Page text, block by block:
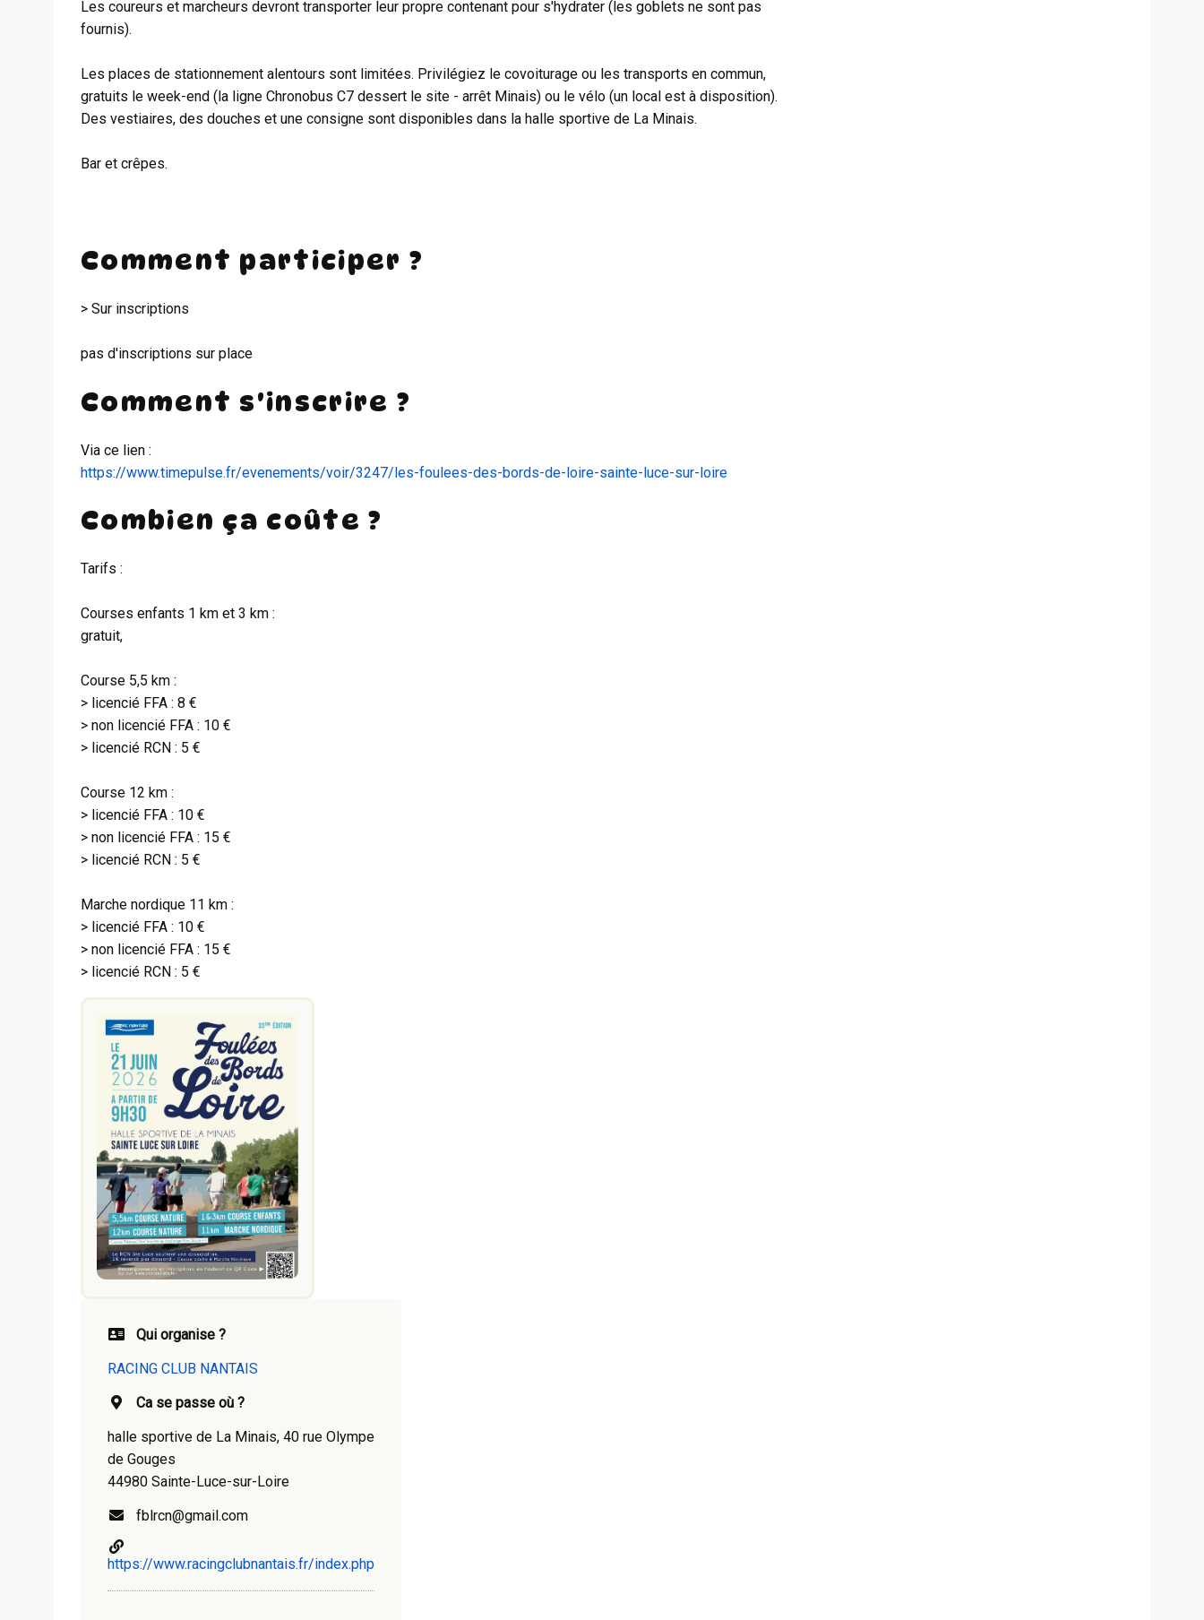
Les coureurs et marcheurs devront transporter leur propre contenant pour s'hydrater (les goblets ne sont pas
fournis).
Les places de stationnement alentours sont limitées. Privilégiez le covoiturage ou les transports en commun,
gratuits le week-end (la ligne Chronobus C7 dessert le site - arrêt Minais) ou le vélo (un local est à disposition).
Des vestiaires, des douches et une consigne sont disponibles dans la halle sportive de La Minais.
Bar et crêpes.
Comment participer ?
> Sur inscriptions
pas d'inscriptions sur place
Comment s'inscrire ?
Via ce lien :
https://www.timepulse.fr/evenements/voir/3247/les-foulees-des-bords-de-loire-sainte-luce-sur-loire
Combien ça coûte ?
Tarifs :
Courses enfants 1 km et 3 km :
gratuit,
Course 5,5 km :
> licencié FFA : 8 €
> non licencié FFA : 10 €
> licencié RCN : 5 €
Course 12 km :
> licencié FFA : 10 €
> non licencié FFA : 15 €
> licencié RCN : 5 €
Marche nordique 11 km :
> licencié FFA : 10 €
> non licencié FFA : 15 €
> licencié RCN : 5 €
Qui organise ?
RACING CLUB NANTAIS
Ca se passe où ?
halle sportive de La Minais, 40 rue Olympe
de Gouges
44980 Sainte-Luce-sur-Loire
fblrcn@gmail.com
https://www.racingclubnantais.fr/index.php